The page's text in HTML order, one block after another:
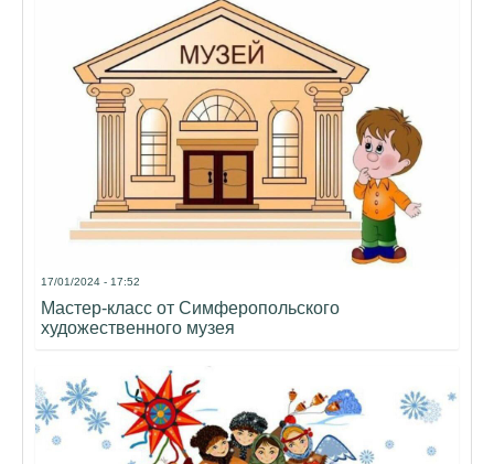
17/01/2024 - 17:52
Мастер-класс от Симферопольского
художественного музея